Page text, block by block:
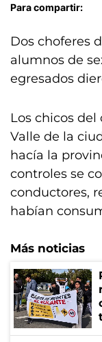
Para compartir:
Dos choferes
alumnos de
egresados
Los chicos del
Valle de la
hacía la
controles se
conductores,
habían
Más noticias